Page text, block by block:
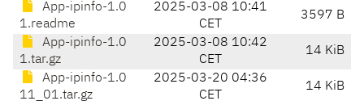
App-ipinfo-1.0
1.readme
2025-03-08 10:41
CET
3597 B
App-ipinfo-1.0
1.tar.gz
2025-03-08 10:42
CET
14 KiB
App-ipinfo-1.0
11_01.tar.gz
2025-03-20 04:36
CET
14 KiB